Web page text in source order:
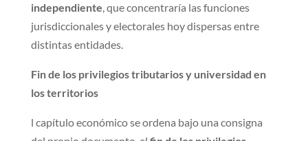
independiente, que concentraría las funciones
jurisdiccionales y electorales hoy dispersas entre
distintas entidades.
Fin de los privilegios tributarios y universidad en
los territorios
l capítulo económico se ordena bajo una consigna